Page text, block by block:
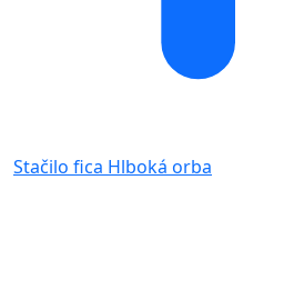
Stačilo fica Hlboká orba